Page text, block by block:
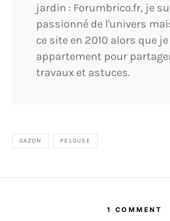
jardin : Forumbrico.fr, je
passionné de l'univers
ce site en 2010 alors que
appartement pour
travaux et astuces.
GAZON PELOUSE
1 COMMENT